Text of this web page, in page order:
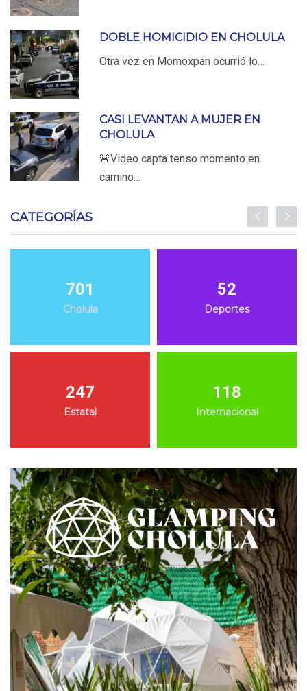
DOBLE HOMICIDIO EN CHOLULA
Otra vez en Momoxpan ocurrió lo…
CASI LEVANTAN A MUJER EN
CHOLULA
🚨Video capta tenso momento en
camino…
CATEGORÍAS
701
Cholula
52
Deportes
247
Estatal
118
Internacional